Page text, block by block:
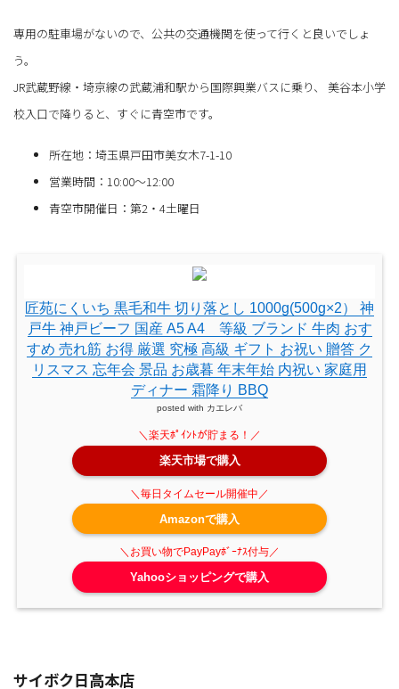
専用の駐車場がないので、公共の交通機関を使って行くと良いでしょ
う。
JR武蔵野線・埼京線の武蔵浦和駅から国際興業バスに乗り、 美谷本小学
校入口で降りると、すぐに青空市です。
所在地：埼玉県戸田市美女木7-1-10
営業時間：10:00～12:00
青空市開催日：第2・4土曜日
匠苑にくいち 黒毛和牛 切り落とし 1000g(500g×2） 神
戸牛 神戸ビーフ 国産 A5 A4 等級 ブランド 牛肉 おす
すめ 売れ筋 お得 厳選 究極 高級 ギフト お祝い 贈答 ク
リスマス 忘年会 景品 お歳暮 年末年始 内祝い 家庭用
ディナー 霜降り BBQ
posted with カエレバ
楽天市場で購入
Amazonで購入
Yahooショッピングで購入
サイボク日高本店